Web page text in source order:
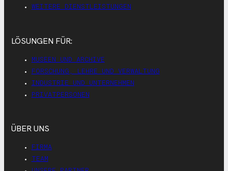
WEITERE DIENSTLEISTUNGEN
LÖSUNGEN FÜR:
MUSEEN UND ARCHIVE
FORSCHUNG, LEHRE UND VERWALTUNG
INDUSTRIE UND UNTERNEHMEN
PRIVATPERSONEN
ÜBER UNS
FIRMA
TEAM